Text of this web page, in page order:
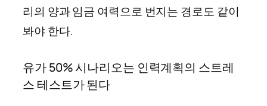
리의 양과 임금 여력으로 번지는 경로도 같이
봐야 한다.
유가 50% 시나리오는 인력계획의 스트레
스 테스트가 된다